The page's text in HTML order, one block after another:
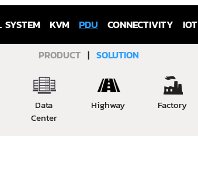
SYSTEM KVM PDU CONNECTIVITY IOT
PRODUCT| SOLUTION
Data
Center
Highway Factory